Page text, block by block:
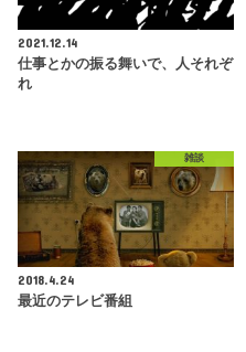
2021.12.14
仕事とかの振る舞いで、人それぞ
れ
雑談
2018.4.24
最近のテレビ番組